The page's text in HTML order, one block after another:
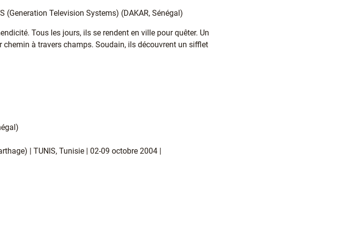
(Generation Television Systems) (DAKAR, Sénégal)
Tous les jours, ils se ren­dent en ville pour quêter. Un
à tra­vers champs. Soudain, ils décou­vrent un sif­flet
| TUNIS, Tunisie | 02-09 octobre 2004 |